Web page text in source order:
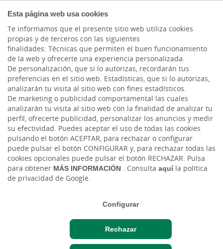
Esta página web usa cookies
Te informamos que el presente sitio web utiliza cookies
propias y de terceros con las siguientes
finalidades: Técnicas que permiten el buen funcionamiento
de la web y ofrecerte una experiencia personalizada.
De personalización, que si lo autorizas, recordarán tus
preferencias en el sitio web. Estadísticas, que si lo autorizas,
analizarán tu visita al sitio web con fines estadísticos.
De marketing o publicidad comportamental las cuales
analizarán tu visita al sitio web con la finalidad de analizar tu
perfil, ofrecerte publicidad, personalizar los anuncios y medir
su efectividad. Puedes aceptar el uso de todas las cookies
pulsando el botón ACEPTAR, para rechazar o configurar
puede pulsar el botón CONFIGURAR y, para rechazar todas las
cookies opcionales puede pulsar el botón RECHAZAR. Pulsa
para obtener MÁS INFORMACIÓN . Consulta aquíla política
de privacidad de Google.
Configurar
Rechazar
Seguros para Autónomos